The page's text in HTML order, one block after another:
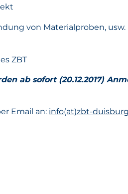
von Materialproben, usw.
ZBT
ab sofort (20.12.2017)
Email an: info(at)zbt-